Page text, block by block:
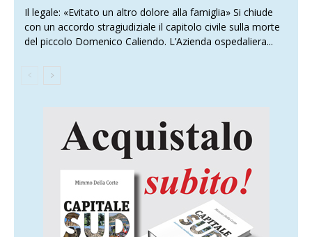
Il legale: «Evitato un altro dolore alla famiglia» Si chiude
con un accordo stragiudiziale il capitolo civile sulla morte
del piccolo Domenico Caliendo. L’Azienda ospedaliera...